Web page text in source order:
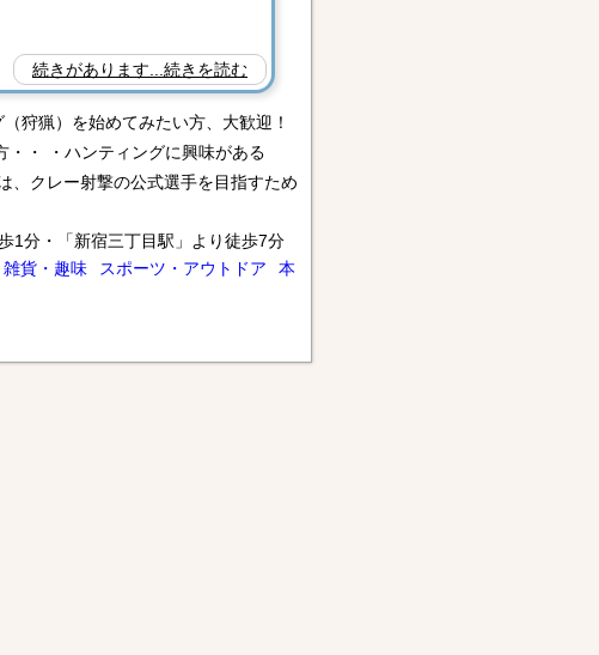
続きがあります...続きを読む
狩猟）を始めてみたい方、大歓迎！
・・ ・ハンティングに興味がある
、クレー射撃の公式選手を目指すため
1分・「新宿三丁目駅」より徒歩7分
雑貨・趣味 スポーツ・アウトドア
本